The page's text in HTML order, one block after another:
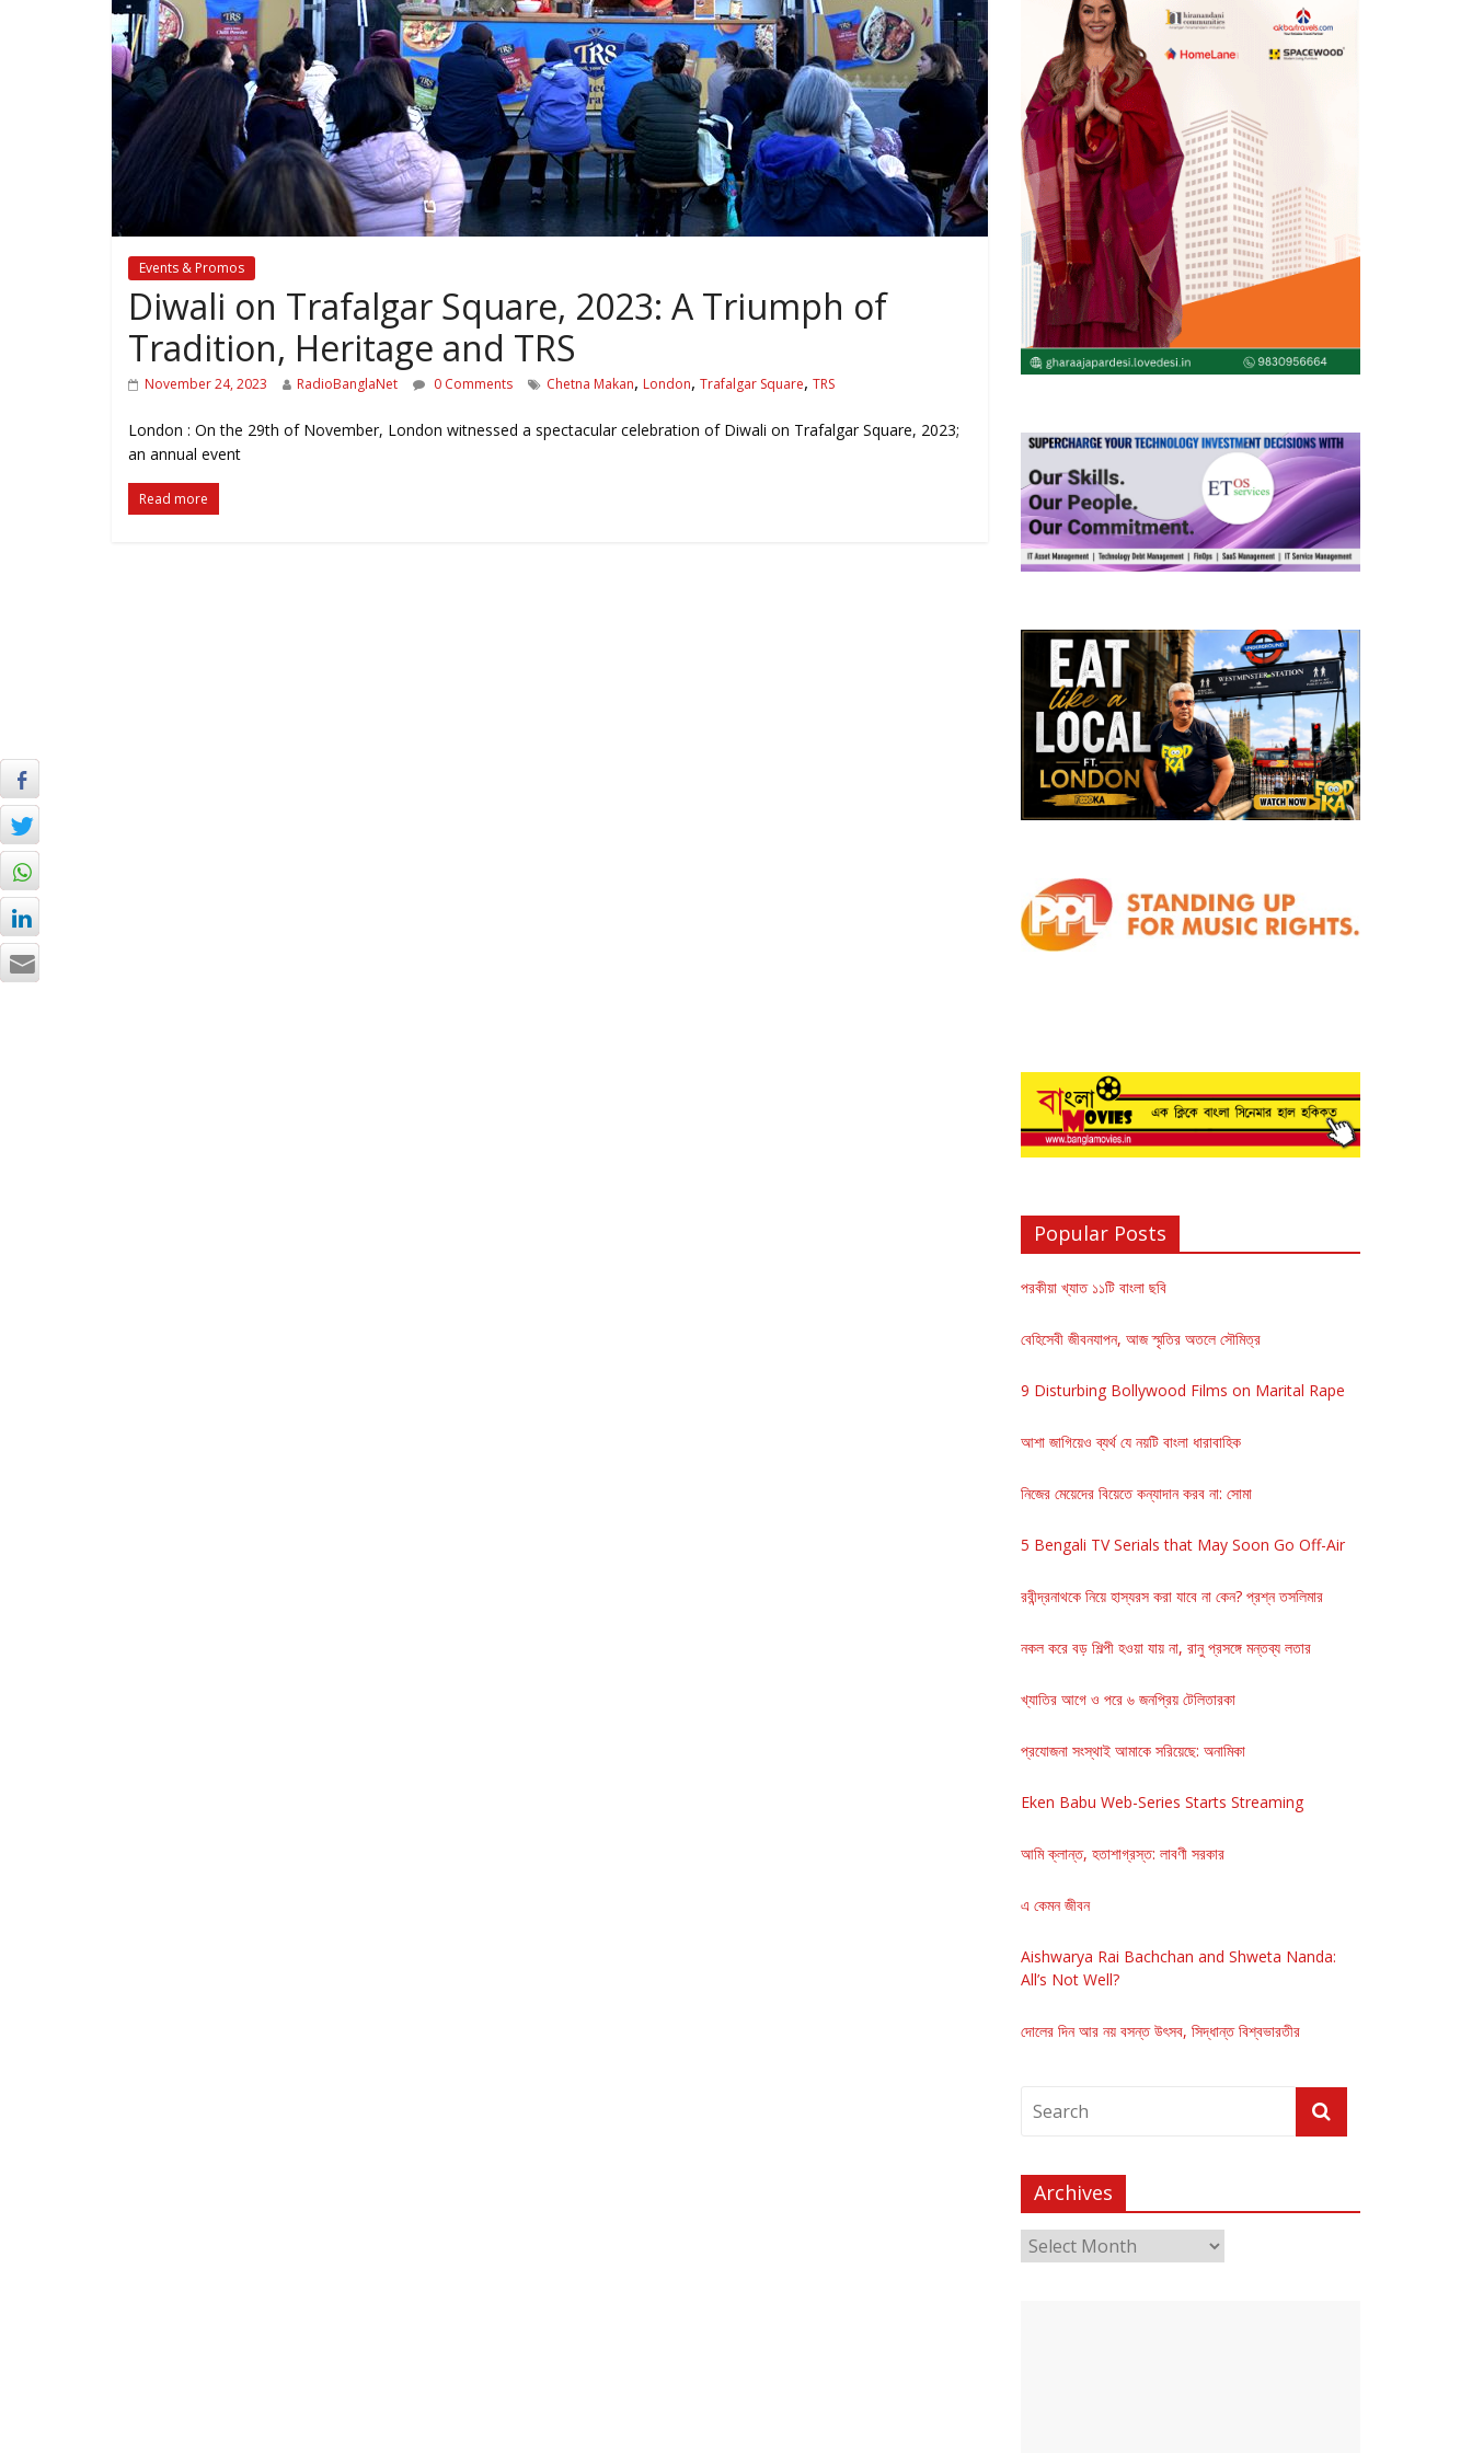
Events & Promos
Diwali on Trafalgar Square, 2023: A Triumph of
Tradition, Heritage and TRS
November 24, 2023 RadioBanglaNet 0 Comments Chetna Makan, London, Trafalgar Square, TRS
London : On the 29th of November, London witnessed a spectacular celebration of Diwali on Trafalgar Square, 2023;
an annual event
Read more
Popular Posts
পরকীয়া খ্যাত ১১টি বাংলা ছবি
বেহিসেবী জীবনযাপন, আজ স্মৃতির অতলে সৌমিত্র
9 Disturbing Bollywood Films on Marital Rape
আশা জাগিয়েও ব্যর্থ যে নয়টি বাংলা ধারাবাহিক
নিজের মেয়েদের বিয়েতে কন্যাদান করব না: সোমা
5 Bengali TV Serials that May Soon Go Off-Air
রবীন্দ্রনাথকে নিয়ে হাস্যরস করা যাবে না কেন? প্রশ্ন তসলিমার
নকল করে বড় শিল্পী হওয়া যায় না, রানু প্রসঙ্গে মন্তব্য লতার
খ্যাতির আগে ও পরে ৬ জনপ্রিয় টেলিতারকা
প্রযোজনা সংস্থাই আমাকে সরিয়েছে: অনামিকা
Eken Babu Web-Series Starts Streaming
আমি ক্লান্ত, হতাশাগ্রস্ত: লাবণী সরকার
এ কেমন জীবন
Aishwarya Rai Bachchan and Shweta Nanda:
All’s Not Well?
দোলের দিন আর নয় বসন্ত উৎসব, সিদ্ধান্ত বিশ্বভারতীর
Archives